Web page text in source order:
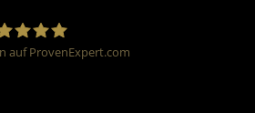
auf ProvenExpert.com